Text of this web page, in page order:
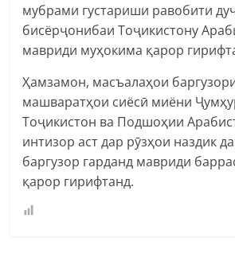
мубрами густариши равобити
бисёрҷонибаи Тоҷикистону
мавриди муҳокима қарор
Ҳамзамон, масъалаҳои
машваратҳои сиёсӣ миёни
Тоҷикистон ва Подшоҳии
интизор аст дар рӯзҳои наздик
баргузор гарданд мавриди
қарор гирифтанд.